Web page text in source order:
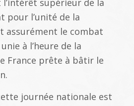
supérieur de la
pour l’unité de la
assurément le combat
à l’heure de la
France prête à bâtir le
journée nationale est